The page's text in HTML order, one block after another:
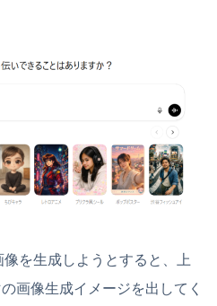
を生成しようとすると、上
画像生成イメージを出してく